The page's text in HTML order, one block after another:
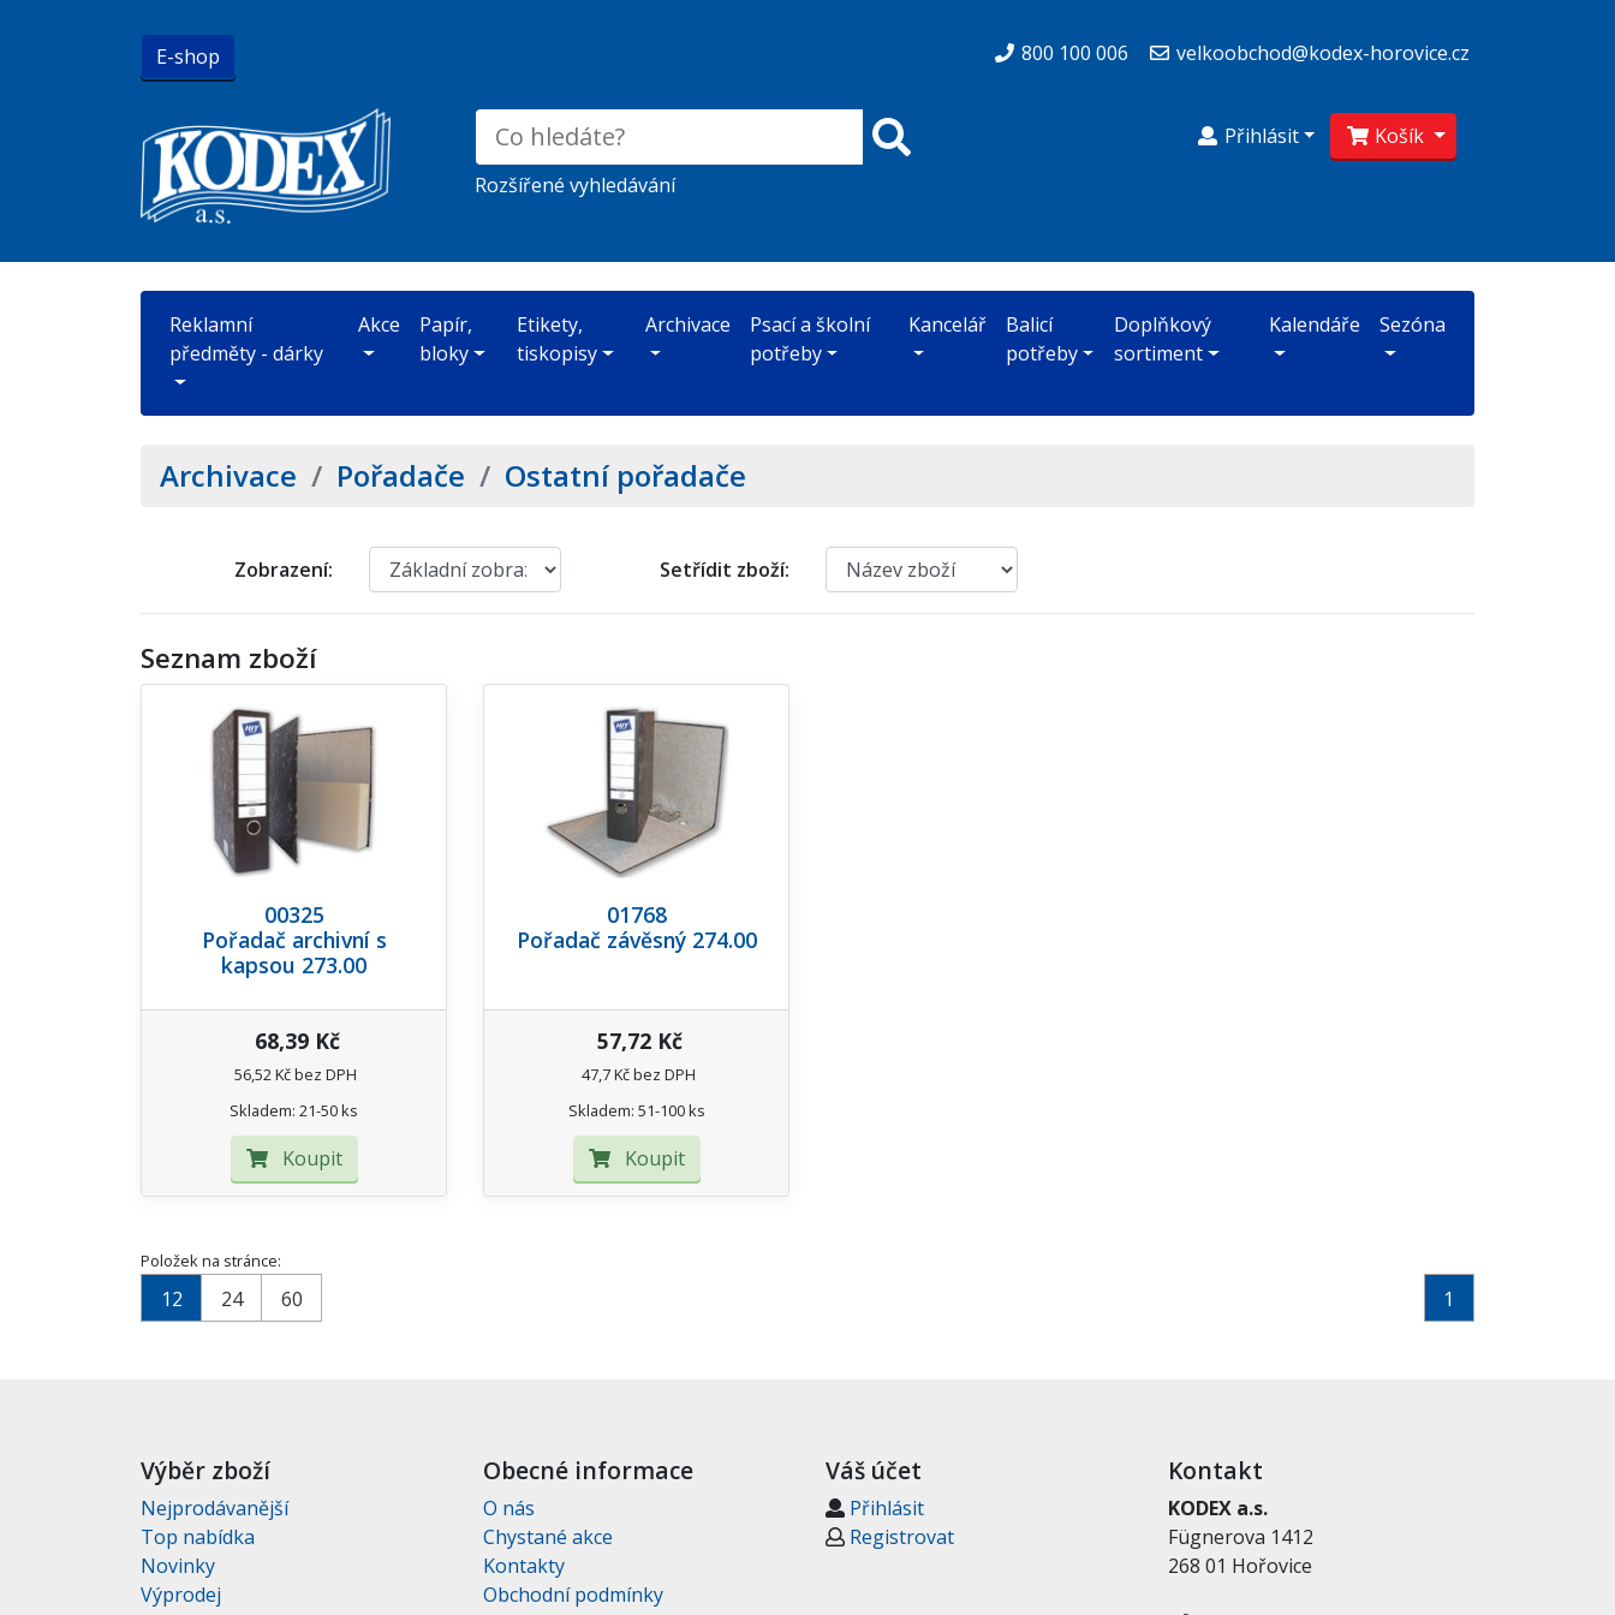
E-shop 800 100 006 velkoobchod@kodex-horovice.cz
Rozšířené vyhledávání
Košík
Přihlásit
Reklamní
předměty - dárky
Akce
Papír,
bloky
Etikety,
tiskopisy
Archivace
Psací a školní
potřeby
Kancelář
Balicí
potřeby
Doplňkový
sortiment
Kalendáře Sezóna
Archivace / Pořadače / Ostatní pořadače
Zobrazení: Setřídit zboží:
Seznam zboží
00325
Pořadač archivní s
kapsou 273.00
68,39 Kč
56,52 Kč bez DPH
Skladem: 21-50 ks
Koupit
01768
Pořadač závěsný 274.00
57,72 Kč
47,7 Kč bez DPH
Skladem: 51-100 ks
Koupit
Položek na stránce:
12 24 60 1
Výběr zboží
Nejprodávanější
Top nabídka
Novinky
Výprodej
Obecné informace
O nás
Chystané akce
Kontakty
Obchodní podmínky
Váš účet
Přihlásit
Registrovat
Kontakt
KODEX a.s.
Fügnerova 1412
268 01 Hořovice